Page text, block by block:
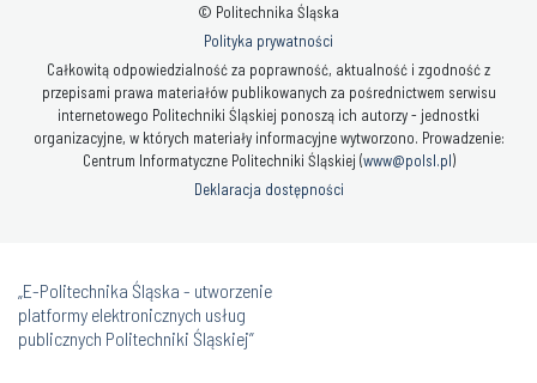
© Politechnika Śląska
Polityka prywatności
Całkowitą odpowiedzialność za poprawność, aktualność i zgodność z
przepisami prawa materiałów publikowanych za pośrednictwem serwisu
internetowego Politechniki Śląskiej ponoszą ich autorzy - jednostki
organizacyjne, w których materiały informacyjne wytworzono. Prowadzenie:
Centrum Informatyczne Politechniki Śląskiej (www@polsl.pl)
Deklaracja dostępności
„E-Politechnika Śląska - utworzenie
platformy elektronicznych usług
publicznych Politechniki Śląskiej”